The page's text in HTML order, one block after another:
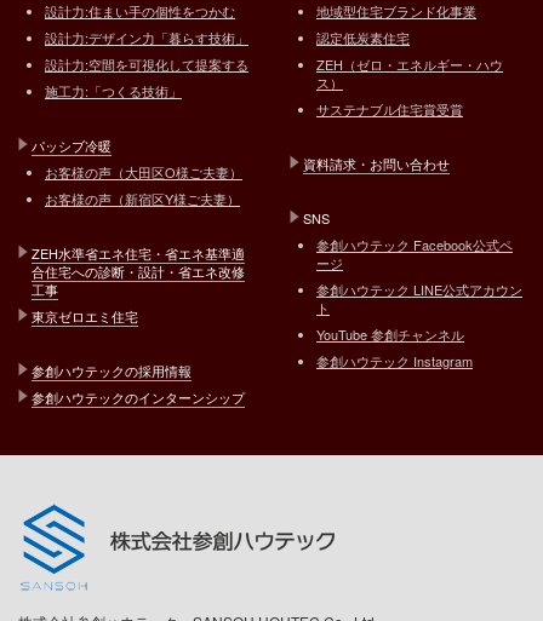
設計力:住まい手の個性をつかむ
設計力:デザイン力「暮らす技術」
設計力:空間を可視化して提案する
施工力:「つくる技術」
パッシブ冷暖
お客様の声（大田区O様ご夫妻）
お客様の声（新宿区Y様ご夫妻）
ZEH水準省エネ住宅・省エネ基準適
合住宅への診断・設計・省エネ改修
工事
東京ゼロエミ住宅
参創ハウテックの採用情報
参創ハウテックのインターンシップ
地域型住宅ブランド化事業
認定低炭素住宅
ZEH（ゼロ・エネルギー・ハウ
ス）
サステナブル住宅賞受賞
資料請求・お問い合わせ
SNS
参創ハウテック Facebook公式ペ
ージ
参創ハウテック LINE公式アカウン
ト
YouTube 参創チャンネル
参創ハウテック Instagram